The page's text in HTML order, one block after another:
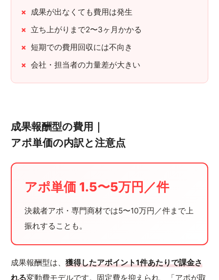
成果が出なくても費用は発生
立ち上がりまで2〜3ヶ月かかる
短期での費用回収には不向き
会社・担当者の力量差が大きい
成果報酬型の費用｜
アポ単価の内訳と注意点
アポ単価 1.5〜5万円／件
決裁者アポ・専門商材では5〜10万円／件まで上
振れすることも。
成果報酬型は、獲得したアポイント1件あたりで課金さ
れる変動費モデルです。固定費を抑えられ、「アポが取